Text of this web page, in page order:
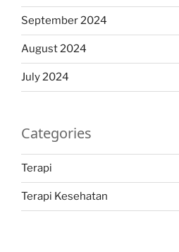
September 2024
August 2024
July 2024
Categories
Terapi
Terapi Kesehatan